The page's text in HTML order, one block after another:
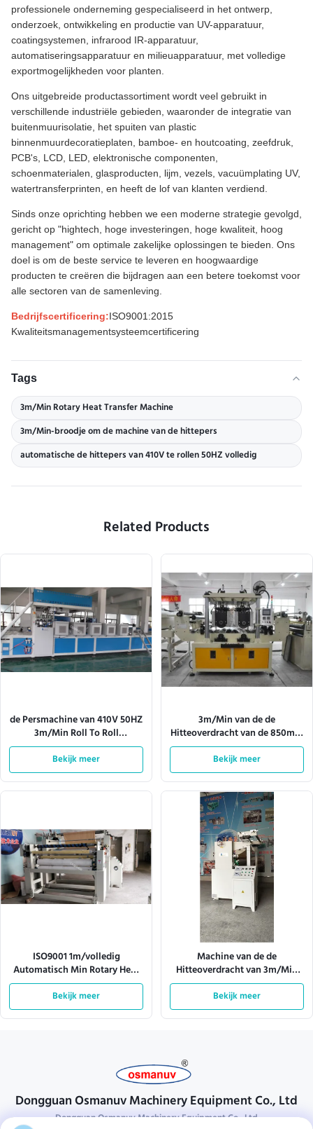
professionele onderneming gespecialiseerd in het ontwerp,
onderzoek, ontwikkeling en productie van UV-apparatuur,
coatingsystemen, infrarood IR-apparatuur,
automatiseringsapparatuur en milieuapparatuur, met volledige
exportmogelijkheden voor planten.
Ons uitgebreide productassortiment wordt veel gebruikt in
verschillende industriële gebieden, waaronder de integratie van
buitenmuurisolatie, het spuiten van plastic
binnenmuurdecoratieplaten, bamboe- en houtcoating, zeefdruk,
PCB's, LCD, LED, elektronische componenten,
schoenmaterialen, glasproducten, lijm, vezels, vacuümplating UV,
watertransferprinten, en heeft de lof van klanten verdiend.
Sinds onze oprichting hebben we een moderne strategie gevolgd,
gericht op "hightech, hoge investeringen, hoge kwaliteit, hoog
management" om optimale zakelijke oplossingen te bieden. Ons
doel is om de beste service te leveren en hoogwaardige
producten te creëren die bijdragen aan een betere toekomst voor
alle sectoren van de samenleving.
Bedrijfscertificering:ISO9001:2015
Kwaliteitsmanagementsysteemcertificering
Tags
3m/Min Rotary Heat Transfer Machine
3m/Min-broodje om de machine van de hittepers
automatische de hittepers van 410V te rollen 50HZ volledig
Related Products
de Persmachine van 410V 50HZ
3m/Min Roll To Roll
Heat/volledig Automatische
Hittepers
Bekijk meer
3m/Min van de de
Hitteoverdracht van de 850mm
Hoogtepers Roterend de
Machinebroodje om te rollen
Bekijk meer
ISO9001 1m/volledig
Automatisch Min Rotary Heat
Transfer Machine
Bekijk meer
Machine van de de
Hitteoverdracht van 3m/Min
380V de Roterende/de
Roterende Sublimatie van de
Hittepers
Bekijk meer
Dongguan Osmanuv Machinery Equipment Co., Ltd
Dongguan Osmanuv Machinery Equipment Co., Ltd